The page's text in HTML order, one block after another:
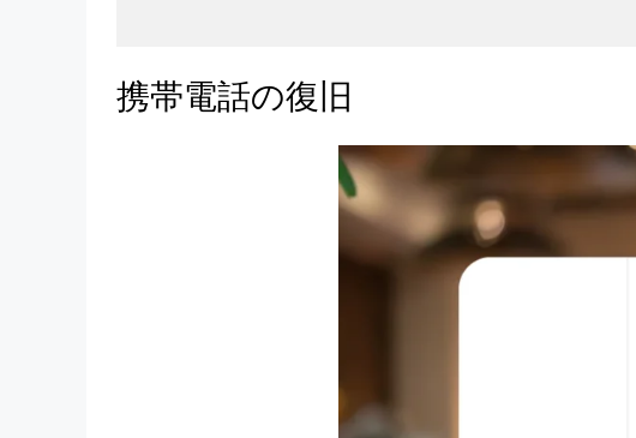
携帯電話の復旧